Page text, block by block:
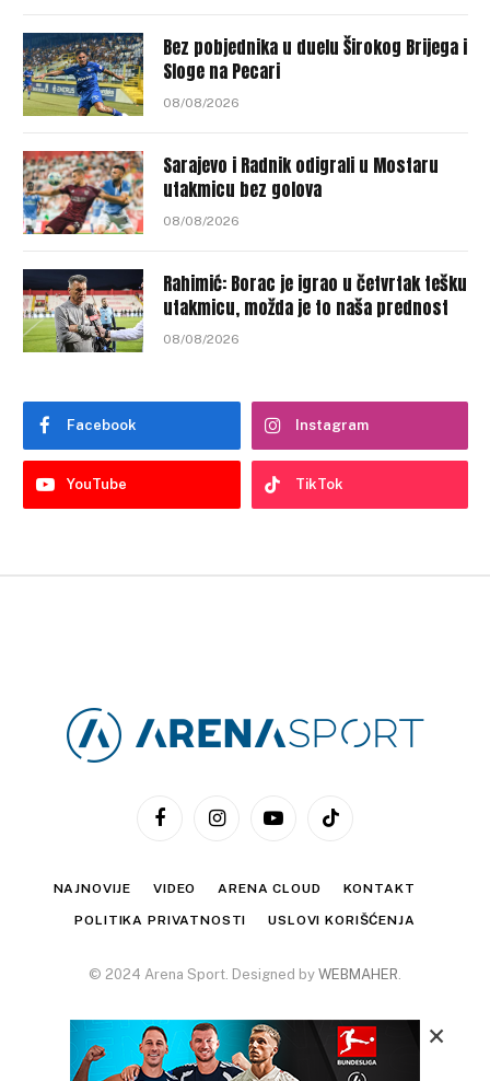
Bez pobjednika u duelu Širokog Brijega i
Sloge na Pecari
08/08/2026
Sarajevo i Radnik odigrali u Mostaru
utakmicu bez golova
08/08/2026
Rahimić: Borac je igrao u četvrtak tešku
utakmicu, možda je to naša prednost
08/08/2026
Facebook Instagram
YouTube TikTok
FacebookInstagramYouTubeTikTok
NAJNOVIJE VIDEO ARENA CLOUD KONTAKT
POLITIKA PRIVATNOSTI USLOVI KORIŠĆENJA
© 2024 Arena Sport. Designed by WEBMAHER
×